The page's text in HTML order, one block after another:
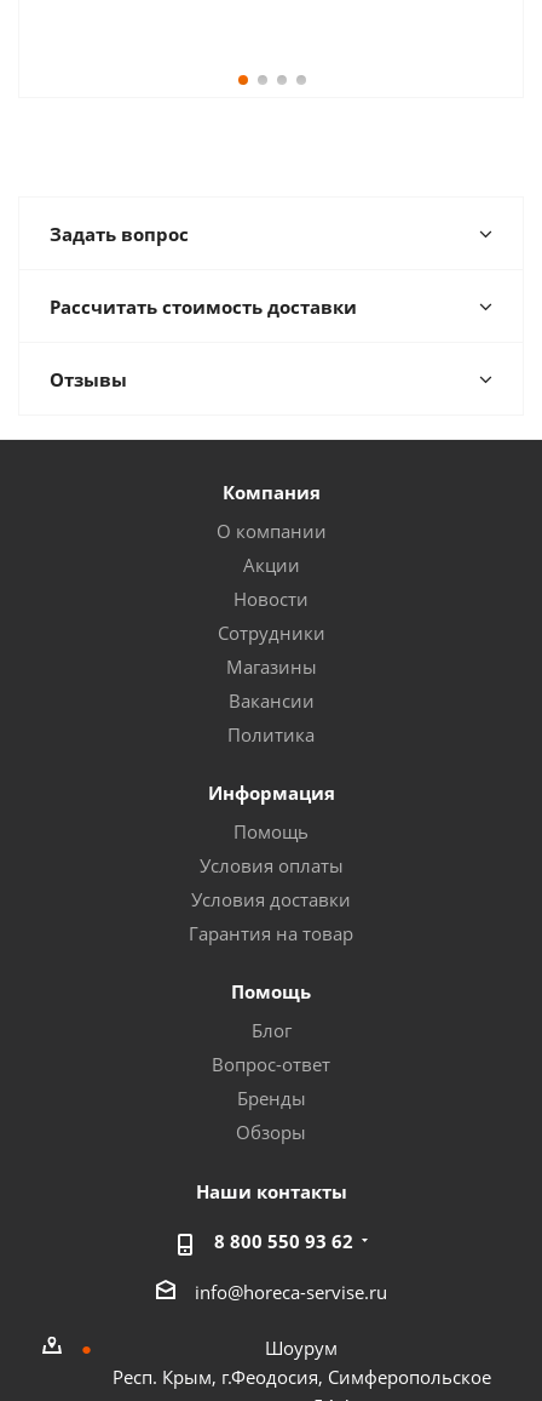
Задать вопрос
Рассчитать стоимость доставки
Отзывы
Компания
О компании
Акции
Новости
Сотрудники
Магазины
Вакансии
Политика
Информация
Помощь
Условия оплаты
Условия доставки
Гарантия на товар
Помощь
Блог
Вопрос-ответ
Бренды
Обзоры
Наши контакты
8 800 550 93 62
info@horeca-servise.ru
Шоурум
Респ. Крым, г.Феодосия, Симферопольское